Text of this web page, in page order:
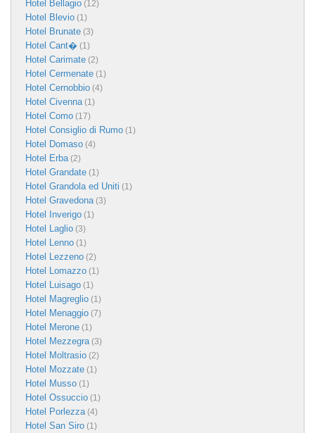
Hotel Bellagio (12)
Hotel Blevio (1)
Hotel Brunate (3)
Hotel Cant� (1)
Hotel Carimate (2)
Hotel Cermenate (1)
Hotel Cernobbio (4)
Hotel Civenna(1)
Hotel Como (17)
Hotel Consiglio di Rumo (1)
Hotel Domaso (4)
Hotel Erba(2)
Hotel Grandate (1)
Hotel Grandola ed Uniti (1)
Hotel Gravedona(3)
Hotel Inverigo (1)
Hotel Laglio (3)
Hotel Lenno (1)
Hotel Lezzeno (2)
Hotel Lomazzo (1)
Hotel Luisago (1)
Hotel Magreglio (1)
Hotel Menaggio (7)
Hotel Merone (1)
Hotel Mezzegra(3)
Hotel Moltrasio (2)
Hotel Mozzate (1)
Hotel Musso (1)
Hotel Ossuccio (1)
Hotel Porlezza(4)
Hotel San Siro (1)